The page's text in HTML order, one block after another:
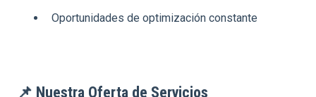
Oportunidades de optimización constante
📌 Nuestra Oferta de Servicios